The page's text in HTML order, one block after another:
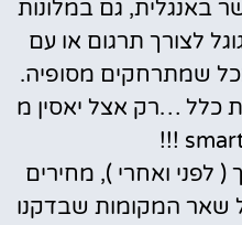
באנגלית, גם במלונות
לצורך תרגום או עם
שמתרחקים מסופיה.
כלל …רק אצל יאסין מ
( לפני ואחרי ), מחירים
שאר המקומות שבדקנו